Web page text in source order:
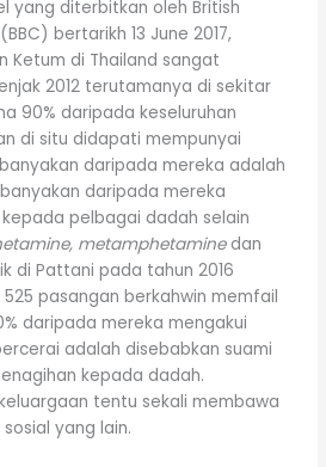
yang diterbitkan oleh British
bertarikh 13 June 2017,
Ketum di Thailand sangat
2012 terutamanya di sekitar
90% daripada keseluruhan
di situ didapati mempunyai
daripada mereka adalah
daripada mereka
pelbagai dadah selain
metamphetamine dan
di Pattani pada tahun 2016
pasangan berkahwin memfail
daripada mereka mengakui
adalah disebabkan suami
kepada dadah.
tentu sekali membawa
yang lain.